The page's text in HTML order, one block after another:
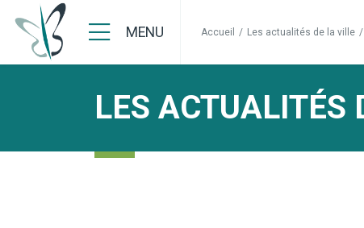
MENU Accueil / Les actualités de la ville /
LES ACTUALITÉS